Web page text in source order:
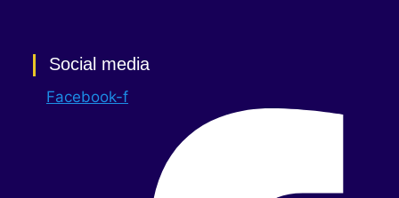
Social media
Facebook-f